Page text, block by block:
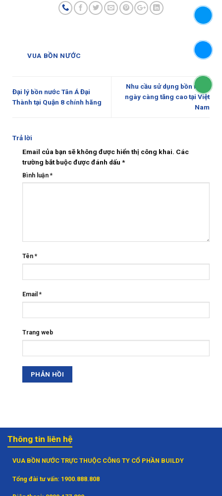
VUA BỒN NƯỚC
Đại lý bồn nước Tân Á Đại
Thành tại Quận 8 chính hãng
Nhu cầu sử dụng bồn nước
ngày càng tăng cao tại Việt
Nam
Trả lời
Email của bạn sẽ không được hiển thị công khai. Các
trường bắt buộc được đánh dấu *
Bình luận*
Tên*
Email*
Trang web
Thông tin liên hệ
VUA BỒN NƯỚC TRỰC THUỘC CÔNG TY CỔ PHẦN BUILDY
Tổng đài tư vấn: 1900.888.808